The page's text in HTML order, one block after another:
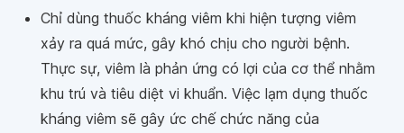
Chỉ dùng thuốc kháng viêm khi hiện tượng viêm
xảy ra quá mức, gây khó chịu cho người bệnh.
Thực sự, viêm là phản ứng có lợi của cơ thể nhằm
khu trú và tiêu diệt vi khuẩn. Việc lạm dụng thuốc
kháng viêm sẽ gây ức chế chức năng của